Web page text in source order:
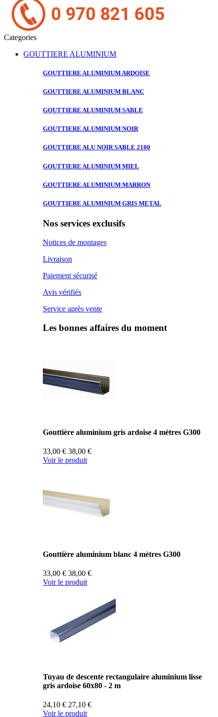
Categories
GOUTTIERE ALUMINIUM
GOUTTIERE ALUMINIUM ARDOISE
GOUTTIERE ALUMINIUM BLANC
GOUTTIERE ALUMINIUM SABLE
GOUTTIERE ALUMINIUM NOIR
GOUTTIERE ALU NOIR SABLE 2100
GOUTTIERE ALUMINIUM MIEL
GOUTTIERE ALUMINIUM MARRON
GOUTTIERE ALUMINIUM GRIS METAL
Nos services exclusifs
Notices de montages
Livraison
Paiement sécurisé
Avis vérifiés
Service après vente
Les bonnes affaires du moment
Gouttière aluminium gris ardoise 4 mètres G300
33,00 € 38,00 €
Voir le produit
Gouttière aluminium blanc 4 mètres G300
33,00 € 38,00 €
Voir le produit
Tuyau de descente rectangulaire aluminium lisse
gris ardoise 60x80 - 2 m
24,10 € 27,10 €
Voir le produit